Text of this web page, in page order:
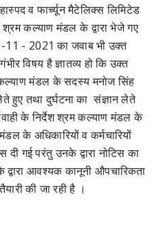
व फार्च्यून मैटेलिक्स लिमिटेड
श्रम कल्याण मंडल के द्वारा भेजे गए
11 - 2021 का जवाब भी उक्त
विषय है ज्ञातव्य हो कि उक्त
मंडल के सदस्य मनोज सिंह
हुए तथा दुर्घटना का संज्ञान लेते
के निर्देश श्रम कल्याण मंडल के
के अधिकारियों व कर्मचारियों
दी गई परंतु उनके द्वारा नोटिस का
आवश्यक कानूनी औपचारिकता
की जा रही है ।